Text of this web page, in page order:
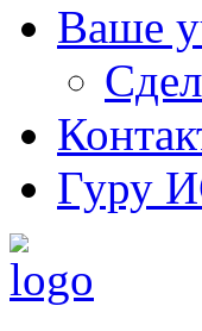
Ваше
Гуру